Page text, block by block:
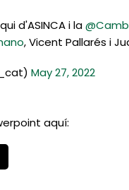
d'ASINCA i la
, Vicent Pallarés i
May 27, 2022
aquí: